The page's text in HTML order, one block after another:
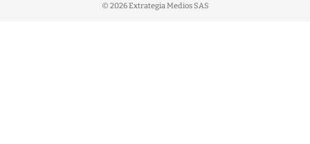
© 2026 Extrategia Medios SAS